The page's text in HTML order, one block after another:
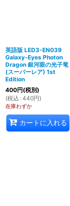
英語版 LED3-EN039
Galaxy-Eyes Photon
Dragon 銀河眼の光子竜
(スーパーレア) 1st
Edition
400円(税別)
(税込 : 440円)
在庫わずか
カートに入れる